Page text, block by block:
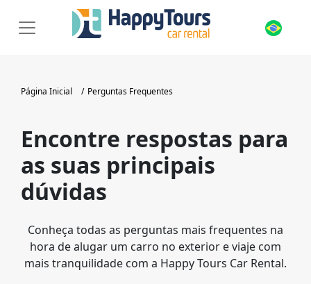
Página Inicial Perguntas Frequentes
Encontre respostas para
as suas principais
dúvidas
Conheça todas as perguntas mais frequentes na
hora de alugar um carro no exterior e viaje com
mais tranquilidade com a Happy Tours Car Rental.